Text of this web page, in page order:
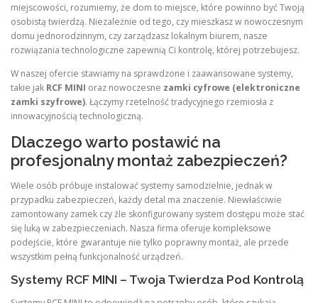
miejscowości, rozumiemy, że dom to miejsce, które powinno być Twoją
osobistą twierdzą. Niezależnie od tego, czy mieszkasz w nowoczesnym
domu jednorodzinnym, czy zarządzasz lokalnym biurem, nasze
rozwiązania technologiczne zapewnią Ci kontrolę, której potrzebujesz.
W naszej ofercie stawiamy na sprawdzone i zaawansowane systemy,
takie jak RCF MINI oraz nowoczesne zamki cyfrowe (elektroniczne
zamki szyfrowe). Łączymy rzetelność tradycyjnego rzemiosła z
innowacyjnością technologiczną.
Dlaczego warto postawić na
profesjonalny montaż zabezpieczeń?
Wiele osób próbuje instalować systemy samodzielnie, jednak w
przypadku zabezpieczeń, każdy detal ma znaczenie. Niewłaściwie
zamontowany zamek czy źle skonfigurowany system dostępu może stać
się luką w zabezpieczeniach. Nasza firma oferuje kompleksowe
podejście, które gwarantuje nie tylko poprawny montaż, ale przede
wszystkim pełną funkcjonalność urządzeń.
Systemy RCF MINI – Twoja Twierdza Pod Kontrolą